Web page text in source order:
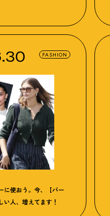
に使おう。今、【パー
い人、増えてます！
FASHION